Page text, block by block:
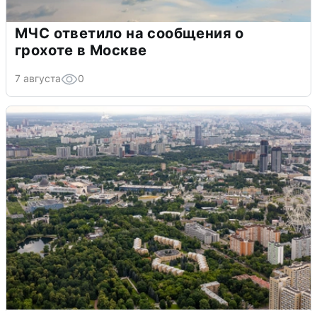
МЧС ответило на сообщения о
грохоте в Москве
7 августа 0